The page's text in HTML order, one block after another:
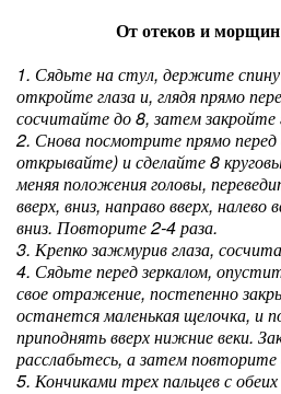
От отеков и морщин
1. Сядьте на стул, держите
откройте глаза и, глядя прямо
сосчитайте до 8, затем закройте
2. Снова посмотрите прямо перед
открывайте) и сделайте 8
меняя положения головы,
вверх, вниз, направо вверх, налево
вниз. Повторите 2-4 раза.
3. Крепко зажмурив глаза,
4. Сядьте перед зеркалом,
свое отражение, постепенно
останется маленькая щелочка, и
приподнять вверх нижние веки.
расслабьтесь, а затем повторите
5. Кончиками трех пальцев с